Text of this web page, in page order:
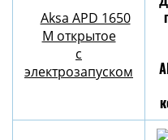
Aksa APD 1650
M открытое
с
электрозапуском